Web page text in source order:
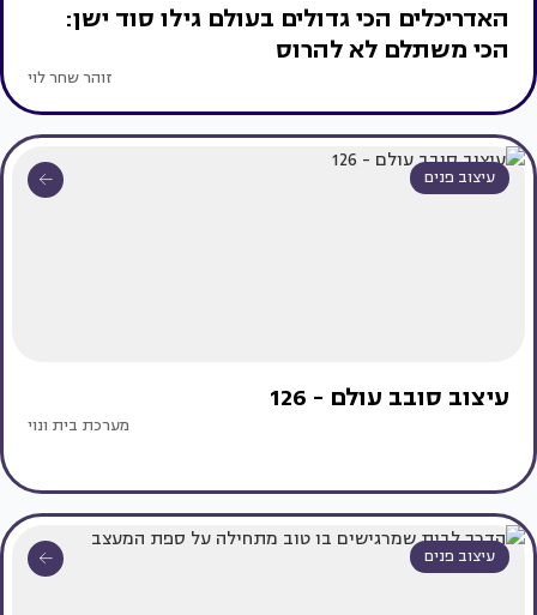
האדריכלים הכי גדולים בעולם גילו סוד ישן:
הכי משתלם לא להרוס
זוהר שחר לוי
עיצוב פנים
עיצוב סובב עולם - 126
מערכת בית ונוי
עיצוב פנים